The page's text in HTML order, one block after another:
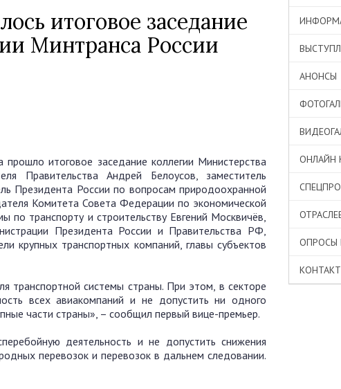
итоговое заседание
Минтранса России
итоговое заседание коллегии Министерства
Правительства Андрей Белоусов, заместитель
Президента России по вопросам природоохранной
Комитета Совета Федерации по экономической
по транспорту и строительству Евгений Москвичёв,
Президента России и Правительства РФ,
крупных транспортных компаний, главы субъектов
системы страны. При этом, в секторе
всех авиакомпаний и не допустить ни одного
части страны», – сообщил первый вице-премьер.
деятельность и не допустить снижения
перевозок и перевозок в дальнем следовании.
АНОНСЫ
ОНЛАЙН
ОПРОСЫ